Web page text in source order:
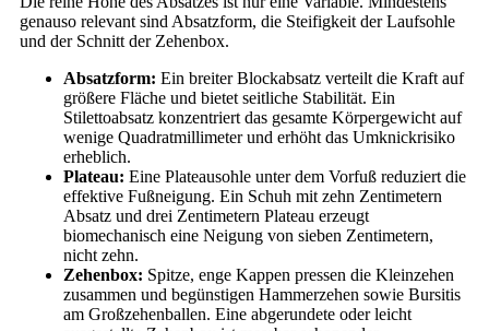
genauso relevant sind Absatzform, die Steifigkeit der Laufsohle
und der Schnitt der Zehenbox.
Absatzform: Ein breiter Blockabsatz verteilt die Kraft auf
größere Fläche und bietet seitliche Stabilität. Ein
Stilettoabsatz konzentriert das gesamte Körpergewicht auf
wenige Quadratmillimeter und erhöht das Umknickrisiko
erheblich.
Plateau: Eine Plateausohle unter dem Vorfuß reduziert die
effektive Fußneigung. Ein Schuh mit zehn Zentimetern
Absatz und drei Zentimetern Plateau erzeugt
biomechanisch eine Neigung von sieben Zentimetern,
nicht zehn.
Zehenbox: Spitze, enge Kappen pressen die Kleinzehen
zusammen und begünstigen Hammerzehen sowie Bursitis
am Großzehenballen. Eine abgerundete oder leicht